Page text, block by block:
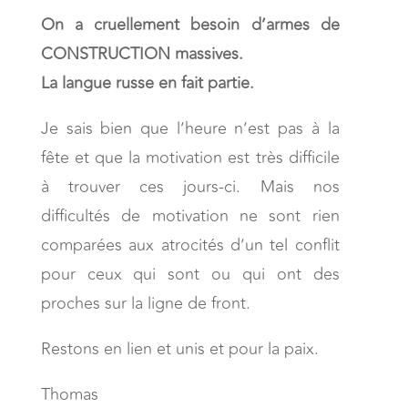
On a cruellement besoin d’armes de
CONSTRUCTION massives.
La langue russe en fait partie.
Je sais bien que l’heure n’est pas à la
fête et que la motivation est très difficile
à trouver ces jours-ci. Mais nos
difficultés de motivation ne sont rien
comparées aux atrocités d’un tel conflit
pour ceux qui sont ou qui ont des
proches sur la ligne de front.
Restons en lien et unis et pour la paix.
Thomas